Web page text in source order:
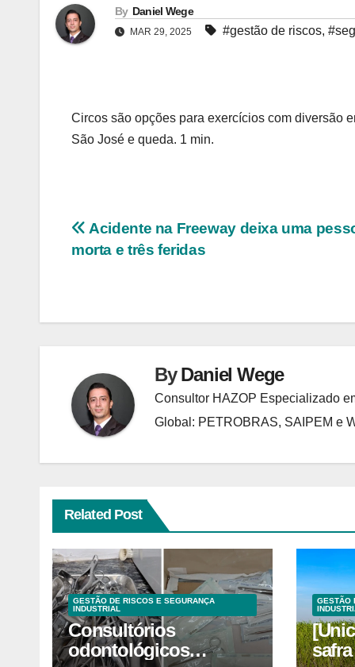
By Daniel Wege
MAR 29, 2025 #gestão de riscos,
Circos são opções para exercícios com diversão
São José e queda. 1 min.
Navegação
Acidente na Freeway deixa uma
morta e três feridas
ByDaniel Wege
Consultor HAZOP Especializado
Global: PETROBRAS, SAIPEM e
Related Post
GESTÃO DE RISCOS E SEGURANÇA
INDUSTRIAL
Consultórios
odontológicos
GESTÃO